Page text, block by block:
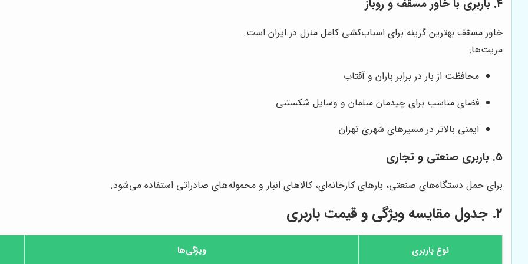
۴. باربری با خاور مسقف و روباز
خاور مسقف بهترین گزینه برای اسباب‌کشی کامل منزل در ایران است.
مزیت‌ها:
محافظت از بار در برابر باران و آفتاب
فضای مناسب برای چیدمان مبلمان و وسایل شکستنی
ایمنی بالاتر در مسیرهای شهری تهران
۵. باربری صنعتی و تجاری
برای حمل دستگاه‌های صنعتی، بارهای کارخانه‌ای، کالاهای انبار و محموله‌های صادراتی استفاده می‌شود.
۲. جدول مقایسه ویژگی و قیمت باربری
نوع باربری ویژگی‌ها